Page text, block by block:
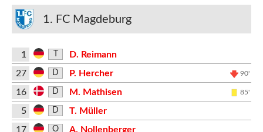
1. FC Magdeburg
1
D. Reimann
27
D P. Hercher 90'
16 D M. Mathisen 85'
5 D
T. Müller
17
O
A. Nollenberger